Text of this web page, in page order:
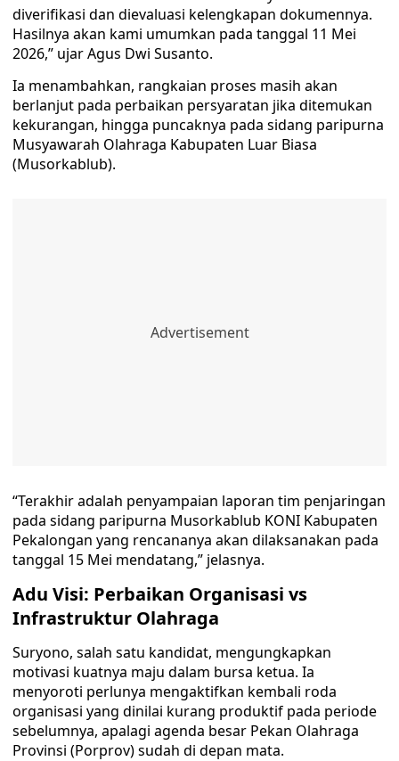
diverifikasi dan dievaluasi kelengkapan dokumennya.
Hasilnya akan kami umumkan pada tanggal 11 Mei
2026,” ujar Agus Dwi Susanto.
Ia menambahkan, rangkaian proses masih akan
berlanjut pada perbaikan persyaratan jika ditemukan
kekurangan, hingga puncaknya pada sidang paripurna
Musyawarah Olahraga Kabupaten Luar Biasa
(Musorkablub).
“Terakhir adalah penyampaian laporan tim penjaringan
pada sidang paripurna Musorkablub KONI Kabupaten
Pekalongan yang rencananya akan dilaksanakan pada
tanggal 15 Mei mendatang,” jelasnya.
Adu Visi: Perbaikan Organisasi vs
Infrastruktur Olahraga
Suryono, salah satu kandidat, mengungkapkan
motivasi kuatnya maju dalam bursa ketua. Ia
menyoroti perlunya mengaktifkan kembali roda
organisasi yang dinilai kurang produktif pada periode
sebelumnya, apalagi agenda besar Pekan Olahraga
Provinsi (Porprov) sudah di depan mata.